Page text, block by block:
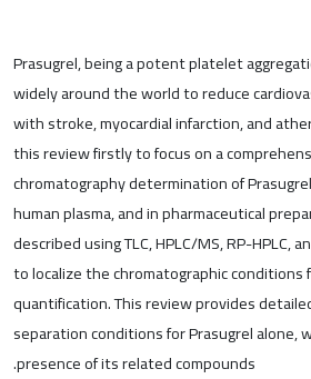
Prasugrel, being a potent platelet
widely around the world to reduce
with stroke, myocardial infarction, and
this review firstly to focus on a
chromatography determination of
human plasma, and in pharmaceutical
described using TLC, HPLC/MS, RP-HPLC,
to localize the chromatographic conditions
quantification. This review provides
separation conditions for Prasugrel alone,
presence of its related compounds.